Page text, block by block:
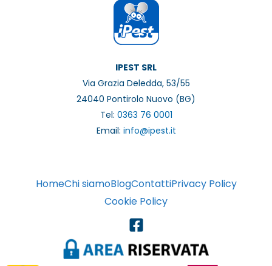
IPEST SRL
Via Grazia Deledda, 53/55
24040 Pontirolo Nuovo (BG)
Tel: 0363 76 0001
Email: info@ipest.it
HomeChi siamoBlogContattiPrivacy Policy
Cookie Policy